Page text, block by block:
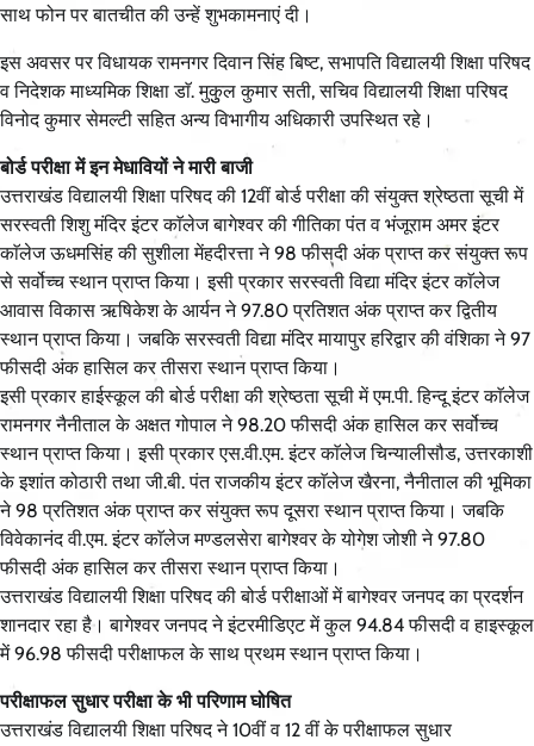
साथ फोन पर बातचीत की उन्हें शुभकामनाएं दी।
इस अवसर पर विधायक रामनगर दिवान सिंह बिष्ट, सभापति विद्यालयी शिक्षा परिषद
व निदेशक माध्यमिक शिक्षा डाॅ. मुकुुल कुमार सती, सचिव विद्यालयी शिक्षा परिषद
विनोद कुमार सेमल्टी सहित अन्य विभागीय अधिकारी उपस्थित रहे।
बोर्ड परीक्षा में इन मेधावियों ने मारी बाजी
उत्तराखंड विद्यालयी शिक्षा परिषद की 12वीं बोर्ड परीक्षा की संयुक्त श्रेष्ठता सूची में
सरस्वती शिशु मंदिर इंटर काॅलेज बागेश्वर की गीतिका पंत व भंजूराम अमर इंटर
काॅलेज ऊधमसिंह की सुशीला मेंहदीरत्ता ने 98 फीसदी अंक प्राप्त कर संयुक्त रूप
से सर्वोच्च स्थान प्राप्त किया। इसी प्रकार सरस्वती विद्या मंदिर इंटर काॅलेज
आवास विकास ऋषिकेश के आर्यन ने 97.80 प्रतिशत अंक प्राप्त कर द्वितीय
स्थान प्राप्त किया। जबकि सरस्वती विद्या मंदिर मायापुर हरिद्वार की वंशिका ने 97
फीसदी अंक हासिल कर तीसरा स्थान प्राप्त किया।
इसी प्रकार हाईस्कूल की बोर्ड परीक्षा की श्रेष्ठता सूची में एम.पी. हिन्दू इंटर काॅलेज
रामनगर नैनीताल के अक्षत गोपाल ने 98.20 फीसदी अंक हासिल कर सर्वोच्च
स्थान प्राप्त किया। इसी प्रकार एस.वी.एम. इंटर काॅलेज चिन्यालीसौड, उत्तरकाशी
के इशांत कोठारी तथा जी.बी. पंत राजकीय इंटर काॅलेज खैरना, नैनीताल की भूमिका
ने 98 प्रतिशत अंक प्राप्त कर संयुक्त रूप दूसरा स्थान प्राप्त किया। जबकि
विवेकानंद वी.एम. इंटर काॅलेज मण्डलसेरा बागेश्वर के योगेश जोशी ने 97.80
फीसदी अंक हासिल कर तीसरा स्थान प्राप्त किया।
उत्तराखंड विद्यालयी शिक्षा परिषद की बोर्ड परीक्षाओं में बागेश्वर जनपद का प्रदर्शन
शानदार रहा है। बागेश्वर जनपद ने इंटरमीडिएट में कुल 94.84 फीसदी व हाइस्कूल
में 96.98 फीसदी परीक्षाफल के साथ प्रथम स्थान प्राप्त किया।
परीक्षाफल सुधार परीक्षा के भी परिणाम घोषित
उत्तराखंड विद्यालयी शिक्षा परिषद ने 10वीं व 12 वीं के परीक्षाफल सुधार